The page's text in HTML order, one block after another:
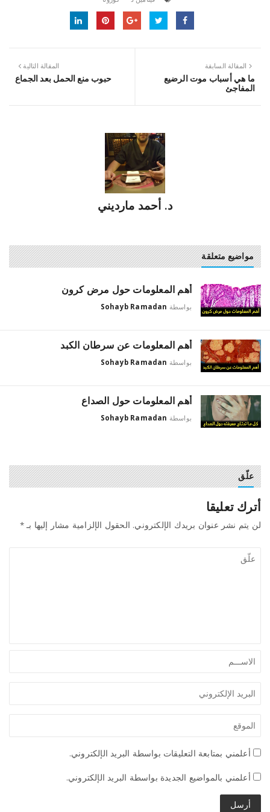
المقالة السابقة
ما هي أسباب موت الرضيع
المفاجئ
المقالة التالية
حبوب منع الحمل بعد الجماع
د. أحمد مارديني
مواضيع متعلقة
أهم المعلومات حول مرض كرون
بواسطة Sohayb Ramadan
أهم المعلومات عن سرطان الكبد
بواسطة Sohayb Ramadan
أهم المعلومات حول الصداع
بواسطة Sohayb Ramadan
علّق
أترك تعليقا
لن يتم نشر عنوان بريدك الإلكتروني. الحقول الإلزامية مشار إليها بـ*
أعلمني بمتابعة التعليقات بواسطة البريد الإلكتروني.
أعلمني بالمواضيع الجديدة بواسطة البريد الإلكتروني.